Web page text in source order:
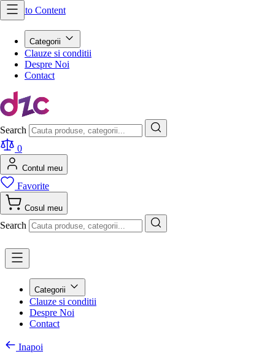
Skip to Content
Categorii
Clauze si conditii
Despre Noi
Contact
Search
0
Contul meu
Favorite
Cosul meu
Search
Categorii
Clauze si conditii
Despre Noi
Contact
Inapoi